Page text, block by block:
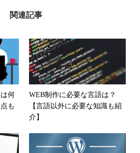
関連記事
何
も
WEB制作に必要な言語は？
【言語以外に必要な知識も紹
介】